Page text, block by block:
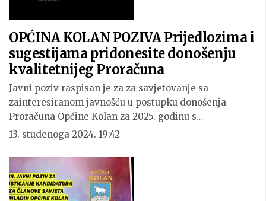
OPĆINA KOLAN POZIVA Prijedlozima i
sugestijama pridonesite donošenju
kvalitetnijeg Proračuna
Javni poziv raspisan je za za savjetovanje sa
zainteresiranom javnošću u postupku donošenja
Proračuna Općine Kolan za 2025. godinu s…
13. studenoga 2024. 19:42